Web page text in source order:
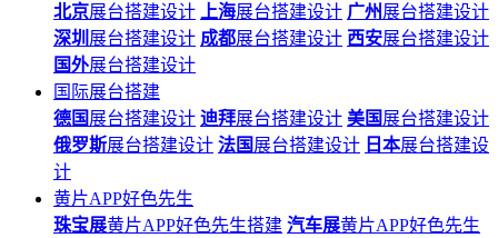
北京展台搭建设计 上海展台搭建设计 广州展台搭建设计
深圳 展台搭建设计 成都展台搭建设计 西安展台搭建设计
国外展台搭建设计
国际展台搭建
德国 展台搭建设计 迪拜展台搭建设计 美国 展台搭建设计
俄罗斯展台搭建设计 法国 展台搭建设计 日本展台搭建设
计
黄片APP好色先生
珠宝展黄片APP好色先生搭建 汽车展黄片APP好色先生